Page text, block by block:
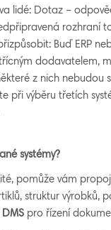
lidé: Dotaz –
rozhraní
Buď ERP
dodavatelem,
z nich
při výběru třetích
systémy?
pomůže vám
struktur výrobků,
DMS pro řízení